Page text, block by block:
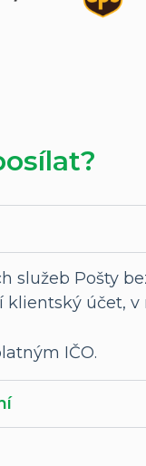
služeb Pošty
klientský účet,
IČO.